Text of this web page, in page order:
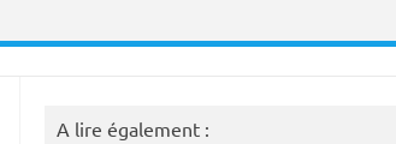
A lire également :